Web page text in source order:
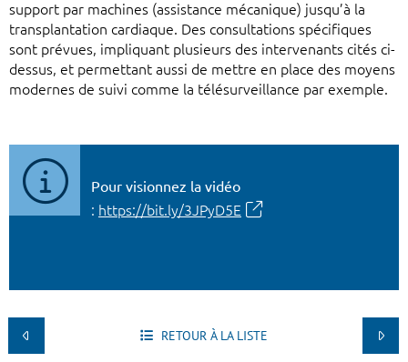
support par machines (assistance mécanique) jusqu’à la
transplantation cardiaque. Des consultations spécifiques
sont prévues, impliquant plusieurs des intervenants cités ci-
dessus, et permettant aussi de mettre en place des moyens
modernes de suivi comme la télésurveillance par exemple.
Pour visionnez la vidéo
: https://bit.ly/3JPyD5E
RETOUR À LA LISTE